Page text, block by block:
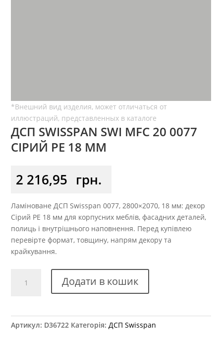
ДСП SWISSPAN SWI MFC 20 0077
СІРИЙ PE 18 ММ
2 216,95 грн.
Ламіноване ДСП Swisspan 0077, 2800×2070, 18 мм: декор
Сірий PE 18 мм для корпусних меблів, фасадних деталей,
полиць і внутрішнього наповнення. Перед купівлею
перевірте формат, товщину, напрям декору та
крайкування.
Swisspan
0077
Додати в кошик
Артикул: D36722 Категорія: ДСП Swisspan